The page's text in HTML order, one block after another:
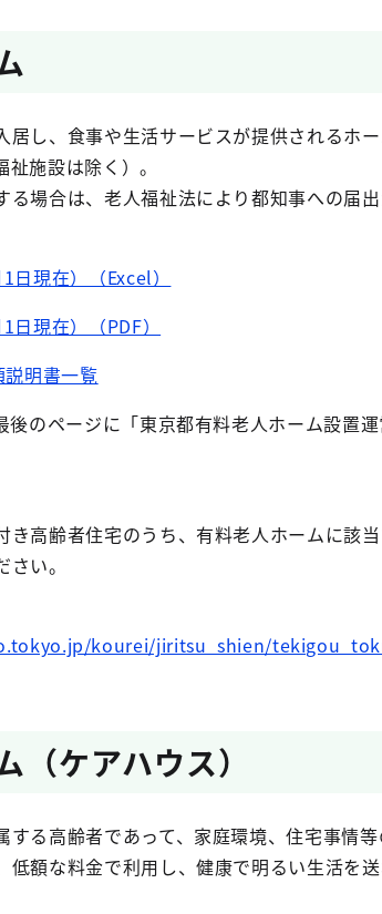
居し、食事や生活サービスが提供されるホ
施設は除く）。
る場合は、老人福祉法により都知事への届
現在）（Excel）
現在）（PDF）
明書一覧
後のページに「東京都有料老人ホーム設置
き高齢者住宅のうち、有料老人ホームに該
い。
kourei/jiritsu_shien/
ケアハウス）
る高齢者であって、家庭環境、住宅事情
低額な料金で利用し、健康で明るい生活を